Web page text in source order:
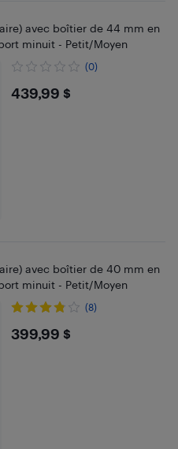
avec boîtier de 44 mm en
minuit - Petit/Moyen
(0)
$439.99
439,99 $
avec boîtier de 40 mm en
minuit - Petit/Moyen
(8)
$399.99
399,99 $